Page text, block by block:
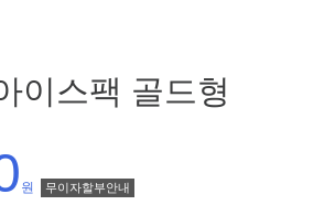
이스팩 골드형
원 무이자할부안내